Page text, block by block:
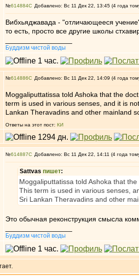
№614884 Добавлено: Вс 11 Дек 22, 13:45 (4 года
Вибхьяджавада - "отличающееся
то есть, просто все другие школы
Буддизм чистой воды
№614886 Добавлено: Вс 11 Дек 22, 14:09 (4 года
Moggaliputtatissa told Ashoka that the
term is used in various senses, and it is
Lankan Theravadins and other mainland
Ответы на этот пост: КИ
№614887 Добавлено: Вс 11 Дек 22, 14:11 (4 года
Sattvas пишет:
Moggaliputtatissa told Ashoka that
This term is used in various senses,
Sri Lankan Theravadins and other
Это обычная реконструкция смысла
Буддизм чистой воды